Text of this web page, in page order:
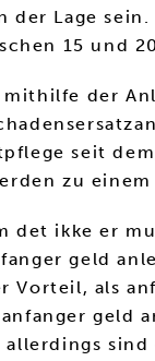
Lage
15 und
der
seit
zu
det ikke er
geld
Vorteil, als
geld
allerdings